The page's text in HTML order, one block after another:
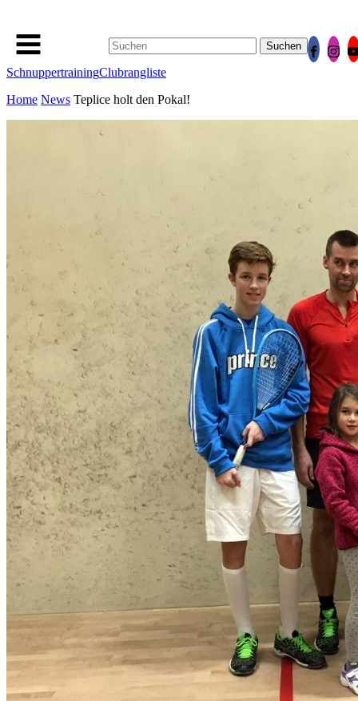
Suchen
nach:
SchnuppertrainingClubrangliste
Home News Teplice holt den Pokal!